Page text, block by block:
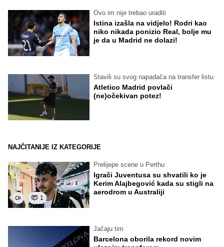
Ovo im nije trebao uraditi
Istina izašla na vidjelo! Rodri kao
niko nikada ponizio Real, bolje mu
je da u Madrid ne dolazi!
Stavili su svog napadača na transfer listu
Atletico Madrid povlači
(ne)očekivan potez!
NAJČITANIJE IZ KATEGORIJE
1
Prelijepe scene u Perthu
Igrači Juventusa su shvatili ko je
Kerim Alajbegović kada su stigli na
aerodrom u Australiji
Jačaju tim
Barcelona oborila rekord novim